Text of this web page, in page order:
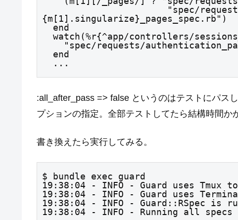
                       "spec/requests/#
{m[1].singularize}_pages_spec.rb")
  ...
:all_after_pass => false というのはテストにパス
プションの指定。全部テストしてたら結構時間か
書き換えたら実行してみる。
$ bundle exec guard
19:38:04 - INFO - Guard uses Tmux
19:38:04 - INFO - Guard uses
19:38:04 - INFO - Guard::RSpec is
19:38:04 - INFO - Running all specs